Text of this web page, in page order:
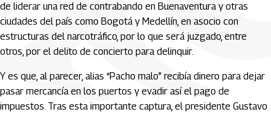
de liderar una red de contrabando en Buenaventura y otras
ciudades del país como Bogotá y Medellín, en asocio con
estructuras del narcotráfico, por lo que será juzgado, entre
otros, por el delito de concierto para delinquir.
Y es que, al parecer, alias “Pacho malo” recibía dinero para dejar
pasar mercancía en los puertos y evadir así el pago de
impuestos. Tras esta importante captura, el presidente Gustavo